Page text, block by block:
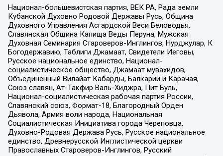
Национал-большевистская партия, ВЕК РА, Рада земли
Кубанской Духовно Родовой Державы Русь, Община
Духовного Управления Асгардской Веси Беловодья,
Славянская Община Капища Веды Перуна, Мужская
Духовная Семинария Староверов-Инглингов, Нурджулар, К
Богодержавию, Таблиги Джамаат, Свидетели Иеговы,
Русское национальное единство, Национал-
социалистическое общество, Джамаат мувахидов,
Объединенный Вилайат Кабарды, Балкарии и Карачая,
Союз славян, Ат-Такфир Валь-Хиджра, Пит Буль,
Национал-социалистическая рабочая партия России,
Славянский союз, Формат-18, Благородный Орден
Дьявола, Армия воли народа, Национальная
Социалистическая Инициатива города Череповца,
Духовно-Родовая Держава Русь, Русское национальное
единство, Древнерусской Инглистической церкви
Православных Староверов-Инглингов, Русский